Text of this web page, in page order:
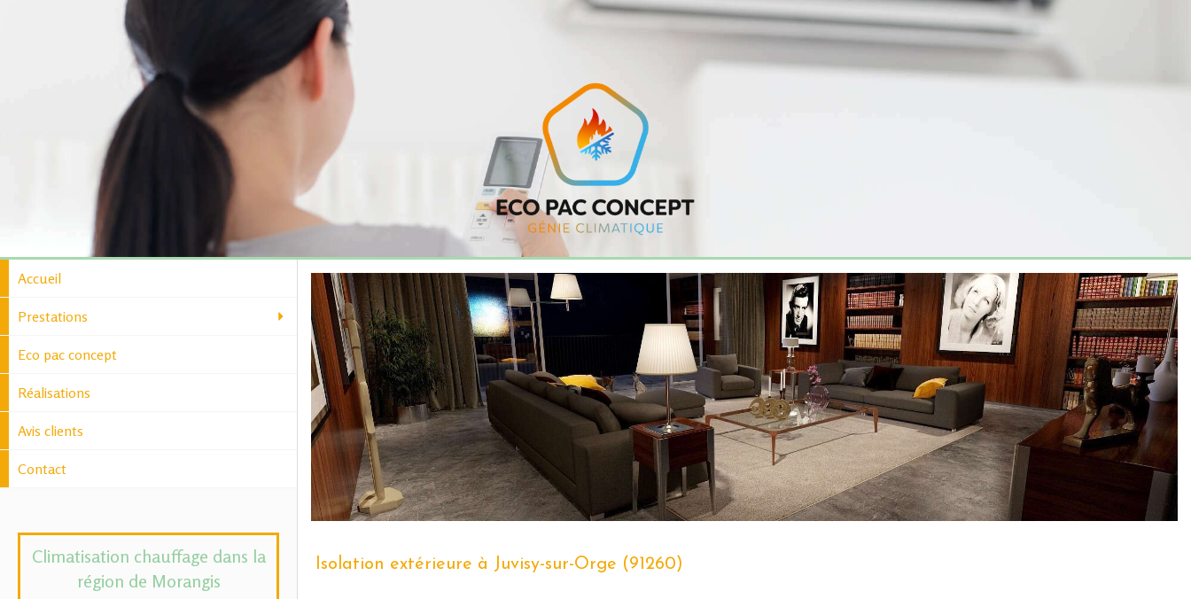
Accueil
Prestations
Eco pac concept
Réalisations
Avis clients
Contact
Climatisation chauffage dans la
région de Morangis
Isolation extérieure à Juvisy-sur-Orge (91260)